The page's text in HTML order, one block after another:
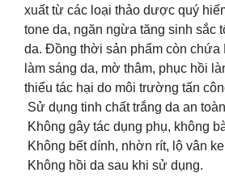
xuất từ các loại thảo dược quý
tone da, ngăn ngừa tăng sinh sắc
da. Đồng thời sản phẩm còn chứa
làm sáng da, mờ thâm, phục hồi
thiểu tác hại do môi trường tấn
Sử dụng tinh chất trắng da an
Không gây tác dụng phụ, không
Không bết dính, nhờn rít, lộ vân
Không hồi da sau khi sử dụng.